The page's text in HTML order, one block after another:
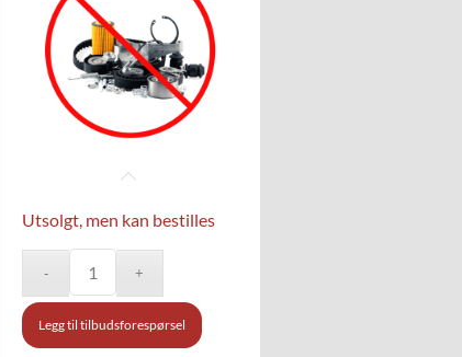
Utsolgt, men kan bestilles
Legg til tilbudsforespørsel